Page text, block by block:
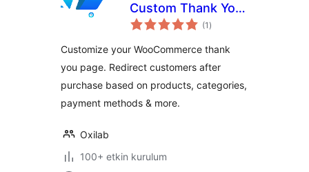
Custom Thank You
Pages for
(1 toplam
puan
)
Customize your WooCommerce thank
you page. Redirect customers after
purchase based on products, categories,
payment methods & more.
Oxilab
100+ etkin kurulum